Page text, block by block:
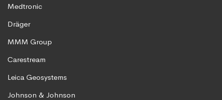
Medtronic
Dräger
MMM Group
Carestream
Leica Geosystems
Johnson & Johnson